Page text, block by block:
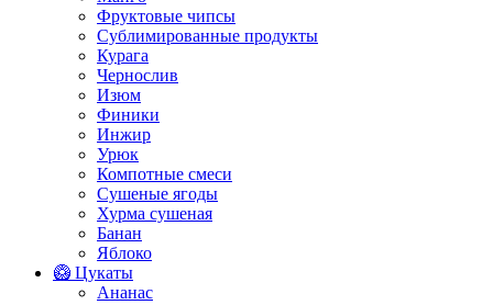
Фруктовые чипсы
Сублимированные продукты
Курага
Чернослив
Изюм
Финики
Инжир
Урюк
Компотные смеси
Сушеные ягоды
Хурма сушеная
Банан
Яблоко
🥝 Цукаты
Ананас